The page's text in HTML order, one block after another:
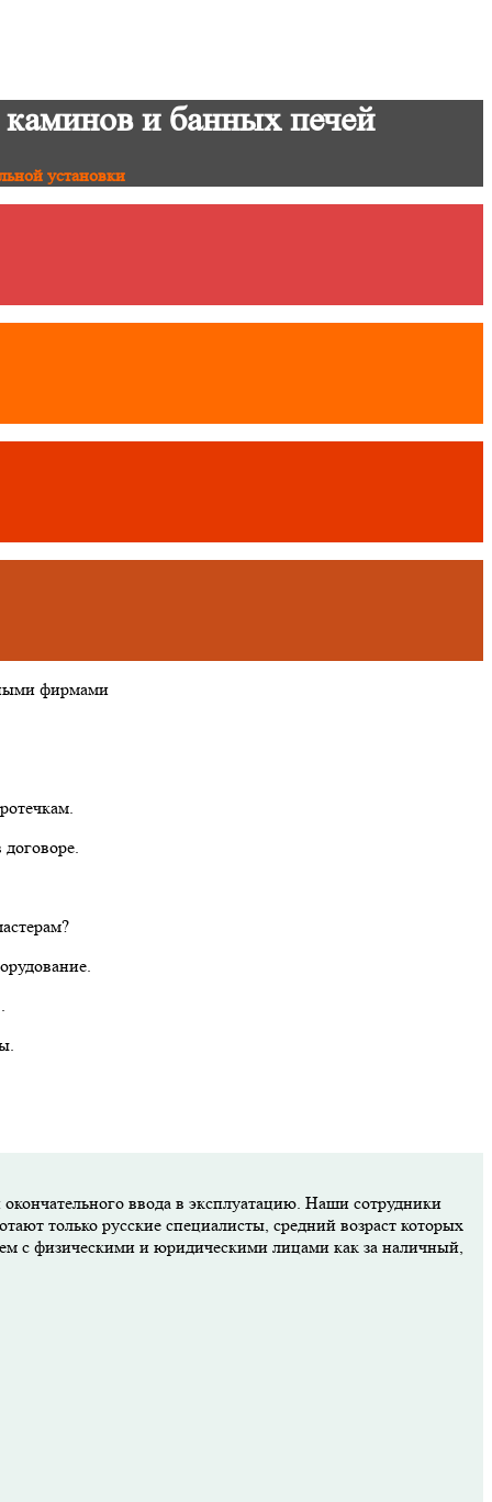
и банных печей
установки
фирмами
ввода в эксплуатацию. Наши сотрудники
только русские специалисты, средний возраст которых
с физическими и юридическими лицами как за наличный,